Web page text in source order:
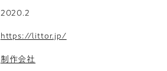
2020.2
https://littor.jp/
制作会社